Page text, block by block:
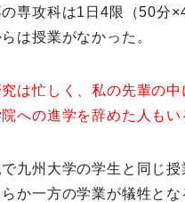
専攻科は1日4限（50分
は授業がなかった。
は忙しく、私の先輩の中
への進学を辞めた人もい
九州大学の学生と同じ授
か一方の学業が犠牲とな